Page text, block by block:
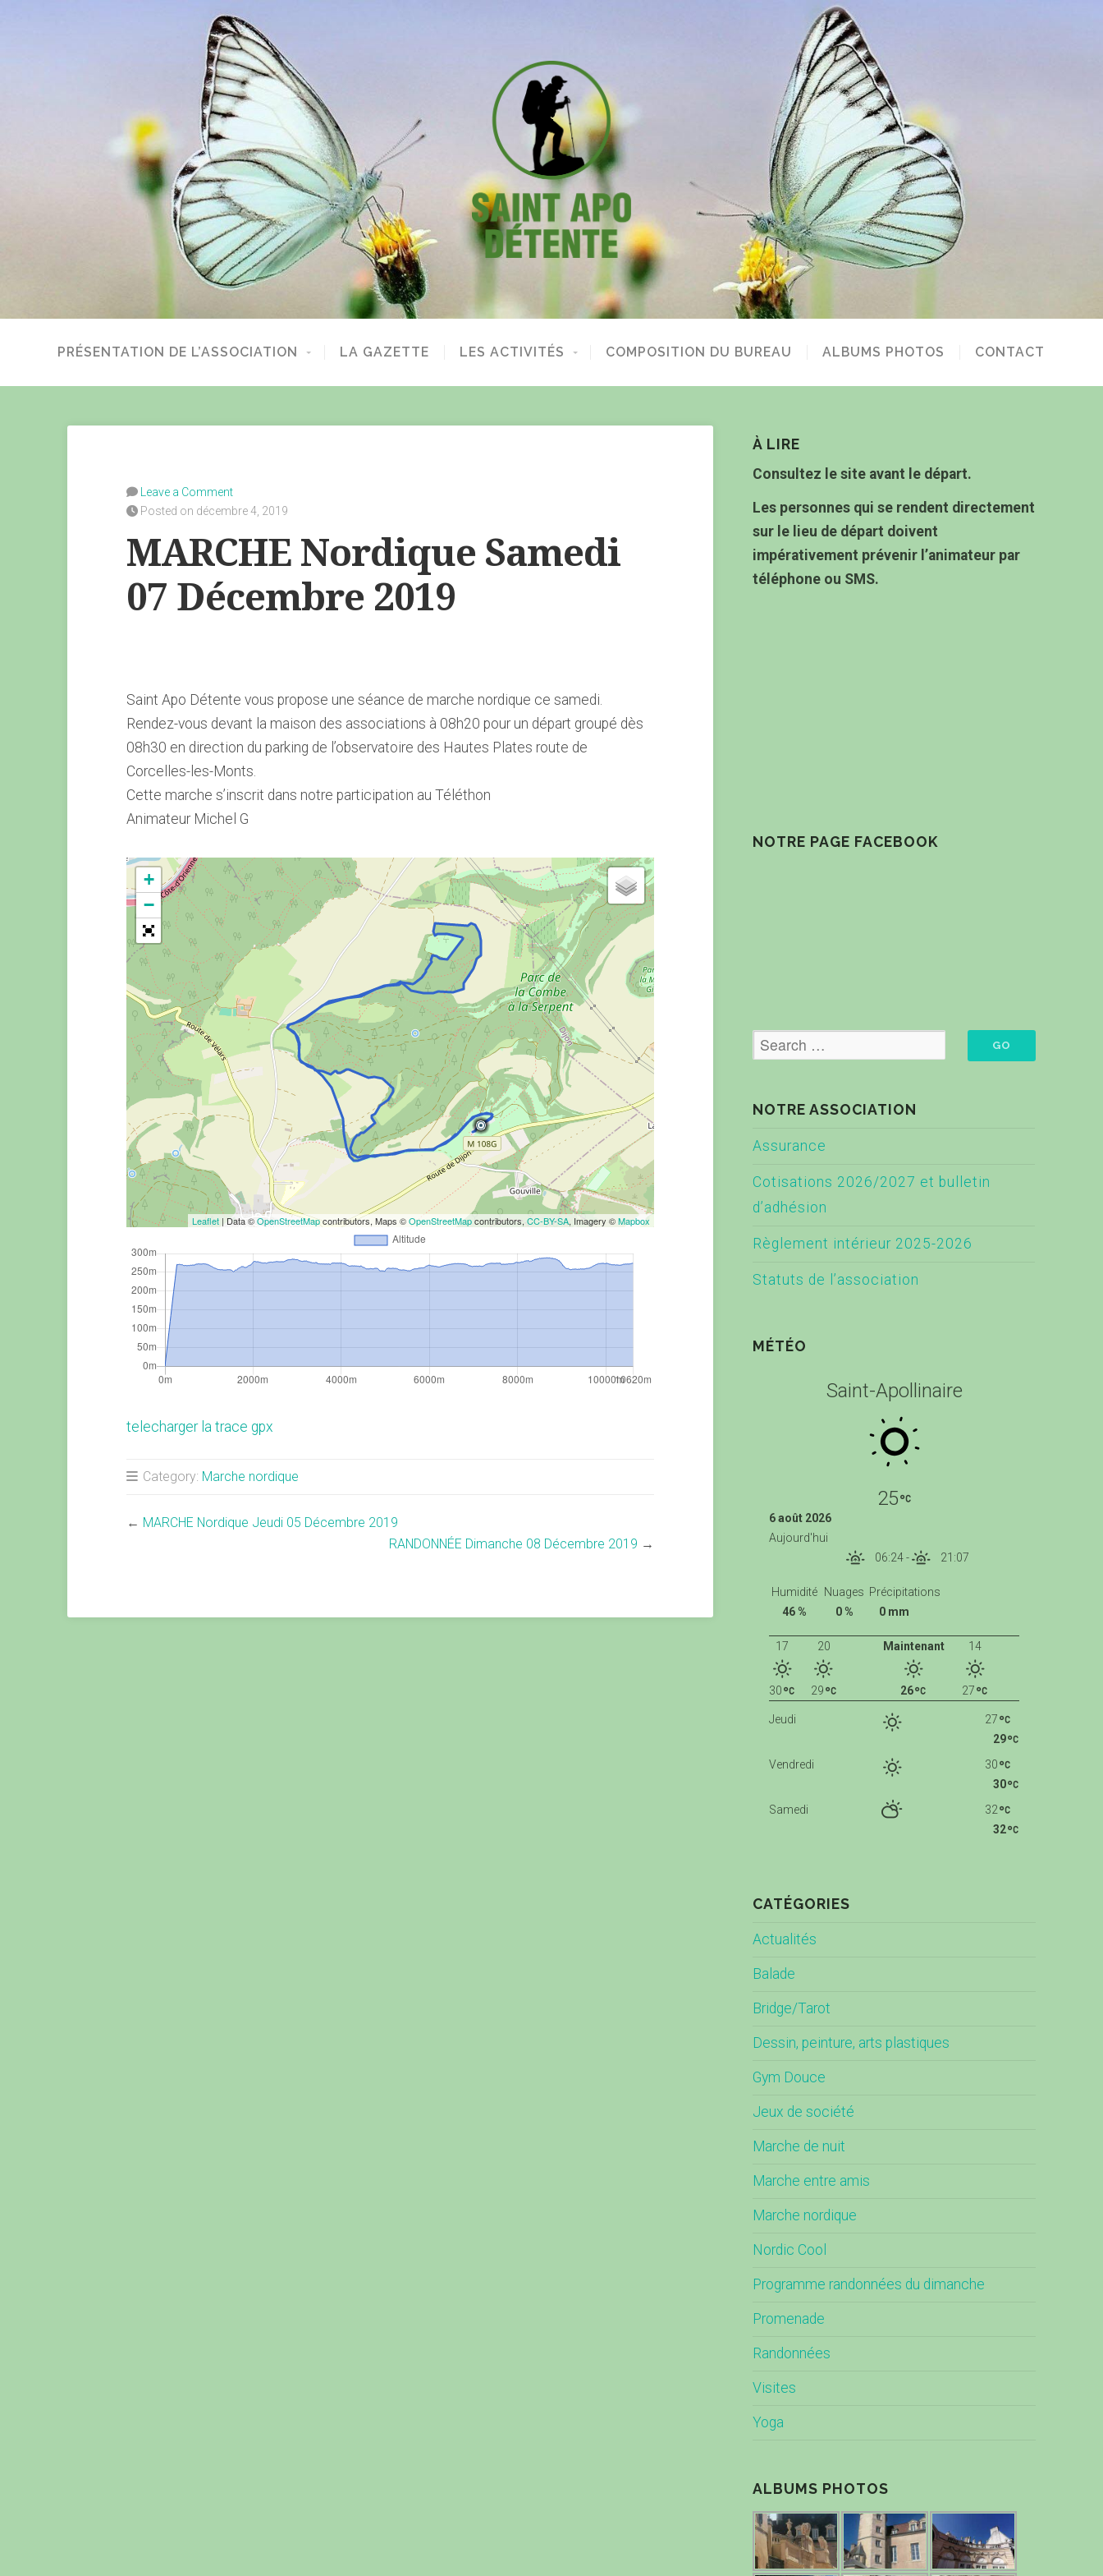
PRÉSENTATION DE L’ASSOCIATION LA GAZETTE LES ACTIVITÉS COMPOSITION DU BUREAU ALBUMS PHOTOS CONTACT
Leave a Comment
Posted on décembre 4, 2019
MARCHE Nordique Samedi
07 Décembre 2019
Saint Apo Détente vous propose une séance de marche nordique ce samedi.
Rendez-vous devant la maison des associations à 08h20 pour un départ groupé dès
08h30 en direction du parking de l’observatoire des Hautes Plates route de
Corcelles-les-Monts.
Cette marche s’inscrit dans notre participation au Téléthon
Animateur Michel G
+
−
Leaflet | Data ©OpenStreetMapcontributors, Maps ©OpenStreetMapcontributors,CC-BY-SA, Imagery ©Mapbox
telecharger la trace gpx
Category: Marche nordique
← MARCHE Nordique Jeudi 05 Décembre 2019
RANDONNÉE Dimanche 08 Décembre 2019 →
À LIRE
Consultez le site avant le départ.
Les personnes qui se rendent directement
sur le lieu de départ doivent
impérativement prévenir l’animateur par
téléphone ou SMS.
NOTRE PAGE FACEBOOK
NOTRE ASSOCIATION
Assurance
Cotisations 2026/2027 et bulletin
d’adhésion
Règlement intérieur 2025-2026
Statuts de l’association
MÉTÉO
Saint-Apollinaire
25
6 août 2026
Aujourd'hui
06:24- 21:07
Humidité
46 %
Nuages
0 %
Précipitations
0 mm
Maintenant
26
14
27
17
30
20
29
Jeudi
27
29
Vendredi
30
30
Samedi
32
32
CATÉGORIES
Actualités
Balade
Bridge/Tarot
Dessin, peinture, arts plastiques
Gym Douce
Jeux de société
Marche de nuit
Marche entre amis
Marche nordique
Nordic Cool
Programme randonnées du dimanche
Promenade
Randonnées
Visites
Yoga
ALBUMS PHOTOS